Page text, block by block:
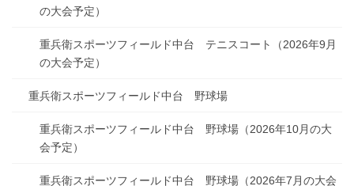
の大会予定）
重兵衛スポーツフィールド中台 テニスコート（2026年9月
の大会予定）
重兵衛スポーツフィールド中台 野球場
重兵衛スポーツフィールド中台 野球場（2026年10月の大
会予定）
重兵衛スポーツフィールド中台 野球場（2026年7月の大会